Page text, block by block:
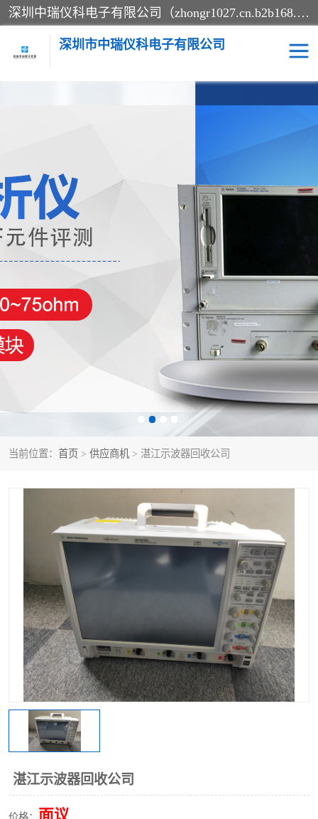
深圳中瑞仪科电子有限公司（zhongr1027.cn.b2b168.com）主要从事回收二手仪器，工厂仪器，回收示波器，KeysightE4980A，FLUKE754，MT8852B，IFR3920，Agilent N4010A，MT8852B等业务，全国统一热线：13570873835。深圳中瑞仪科电子有限公司整批或单出，专业评估高价回收工厂闲置仪器。
深圳市中瑞仪科电子有限公司
当前位置： 首页 > 供应商机 > 湛江示波器回收公司
湛江示波器回收公司
面议
电阻-功率计 频谱分析仪
万用表 综合测试仪
蓝牙测试仪 网络分析仪
过程校验仪 电桥测试仪
泰克示波器 电池测试仪
函数信号发生器
校准件
阻抗分析仪